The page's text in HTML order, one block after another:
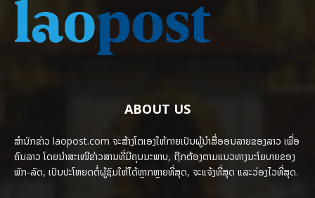
ABOUT US
ສຳນັກຂ່າວ laopost.com ຈະສ້າງໂຕເອງໃຫ້ກາຍເປັນຜູ້ນຳສື່ອອນລາຍຂອງລາວ ເພື່ອ
ຄົນລາວ ໂດຍນຳສະເໜີຂ່າວສານທີ່ມີຄຸນນະພາບ, ຖືກຕ້ອງຕາມແນວທາງນະໂຍບາຍຂອງ
ພັກ-ລັດ, ເປັນປະໂຫຍດຕໍ່ຜູ້ຊົມໃຫ້ໄດ້ຫຼາກຫຼາຍທີ່ສຸດ, ຈະແຈ້ງທີ່ສຸດ ແລະວ່ອງໄວທີ່ສຸດ.